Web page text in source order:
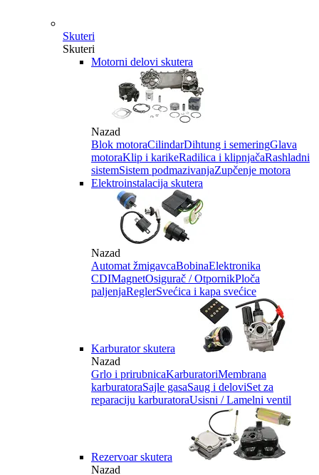
Skuteri
Skuteri
Motorni delovi skutera
Nazad
Blok motoraCilindarDihtung i semeringGlava
motoraKlip i karikeRadilica i klipnjačaRashladni
sistemSistem podmazivanjaZupčenje motora
Elektroinstalacija skutera
Nazad
Automat žmigavcaBobinaElektronika
CDIMagnetOsigurač / OtpornikPloča
paljenjaReglerSvećica i kapa svećice
Karburator skutera
Nazad
Grlo i prirubnicaKarburatoriMembrana
karburatoraSajle gasaSaug i deloviSet za
reparaciju karburatoraUsisni / Lamelni ventil
Rezervoar skutera
Nazad